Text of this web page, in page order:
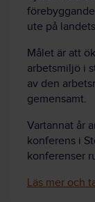
ute på
Målet är att
arbetsmiljö i
av den
gemensamt.
Vartannat år
konferens i
konferenser
Läs mer och